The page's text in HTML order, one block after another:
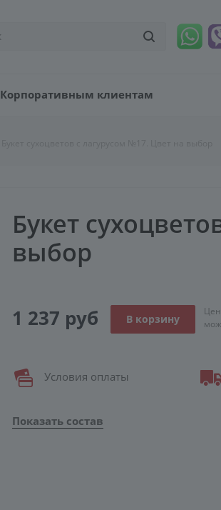
Корпоративным клиентам
Букет
выбор
1 237 руб В корзину
Условия оплаты
Показать состав